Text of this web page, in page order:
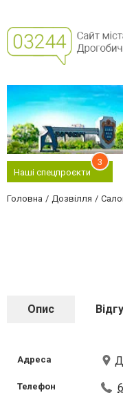
Наші спецпроєкти
3
Головна Дозвілля
Опис
Адреса
Телефон